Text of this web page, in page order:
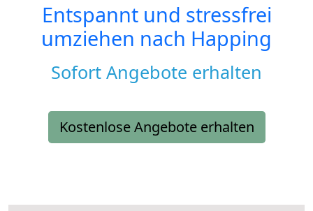
Entspannt und stressfrei
umziehen nach Happing
Sofort Angebote erhalten
Kostenlose Angebote erhalten